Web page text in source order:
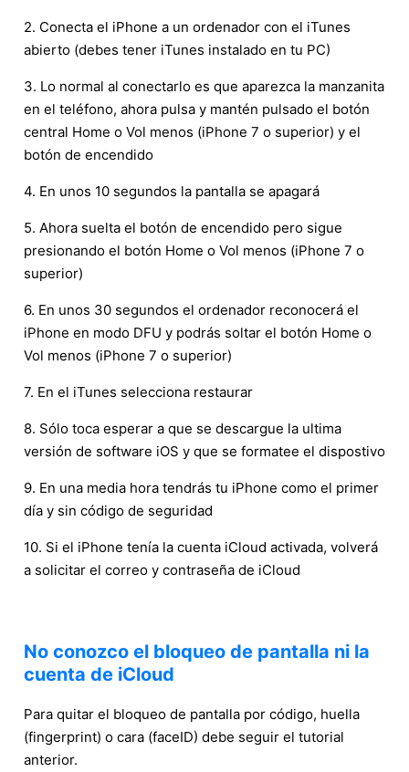
2. Conecta el iPhone a un ordenador con el iTunes
abierto (debes tener iTunes instalado en tu PC)
3. Lo normal al conectarlo es que aparezca la manzanita
en el teléfono, ahora pulsa y mantén pulsado el botón
central Home o Vol menos (iPhone 7 o superior) y el
botón de encendido
4. En unos 10 segundos la pantalla se apagará
5. Ahora suelta el botón de encendido pero sigue
presionando el botón Home o Vol menos (iPhone 7 o
superior)
6. En unos 30 segundos el ordenador reconocerá el
iPhone en modo DFU y podrás soltar el botón Home o
Vol menos (iPhone 7 o superior)
7. En el iTunes selecciona restaurar
8. Sólo toca esperar a que se descargue la ultima
versión de software iOS y que se formatee el dispostivo
9. En una media hora tendrás tu iPhone como el primer
día y sin código de seguridad
10. Si el iPhone tenía la cuenta iCloud activada, volverá
a solicitar el correo y contraseña de iCloud
No conozco el bloqueo de pantalla ni la
cuenta de iCloud
Para quitar el bloqueo de pantalla por código, huella
(fingerprint) o cara (faceID) debe seguir el tutorial
anterior.